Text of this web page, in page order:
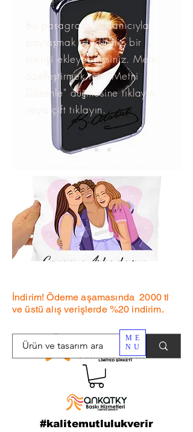
ME
NU
#kalitemutlulukverir
Bu paragrafa, kullanıcıyla
paylaşmak istediğiniz bir
içeriği ekleyebilirsiniz. Metni
özelleştirmek için "Metni
Düzenle" düğmesine tıklayın
veya çift tıklayın.
İndirim! Ödeme aşamasında 2000 tl
ve üstü alış verişlerde %20 indirim.